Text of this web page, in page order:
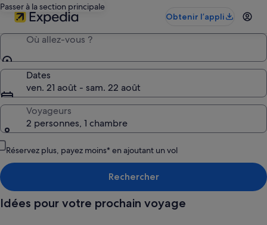
Passer à la section principale
Obtenir l’appli
Où allez-vous ?
Dates
ven. 21 août - sam. 22 août
Voyageurs
2 personnes, 1 chambre
Réservez plus, payez moins* en ajoutant un vol
Rechercher
Idées pour votre prochain voyage